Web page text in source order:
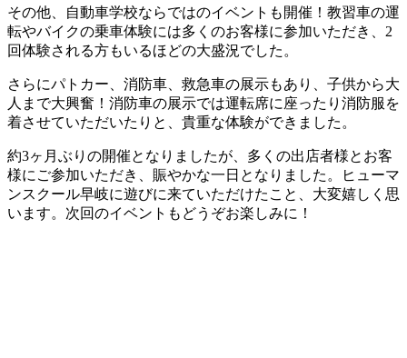
その他、自動車学校ならではのイベントも開催！教習車の運
転やバイクの乗車体験には多くのお客様に参加いただき、2
回体験される方もいるほどの大盛況でした。
さらにパトカー、消防車、救急車の展示もあり、子供から大
人まで大興奮！消防車の展示では運転席に座ったり消防服を
着させていただいたりと、貴重な体験ができました。
約3ヶ月ぶりの開催となりましたが、多くの出店者様とお客
様にご参加いただき、賑やかな一日となりました。ヒューマ
ンスクール早岐に遊びに来ていただけたこと、大変嬉しく思
います。次回のイベントもどうぞお楽しみに！